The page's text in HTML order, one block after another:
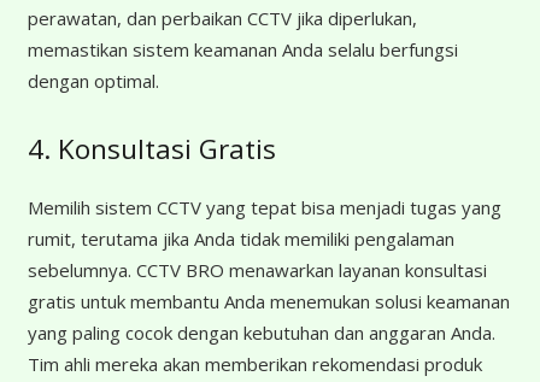
perawatan, dan perbaikan CCTV jika diperlukan,
memastikan sistem keamanan Anda selalu berfungsi
dengan optimal.
4. Konsultasi Gratis
Memilih sistem CCTV yang tepat bisa menjadi tugas yang
rumit, terutama jika Anda tidak memiliki pengalaman
sebelumnya. CCTV BRO menawarkan layanan konsultasi
gratis untuk membantu Anda menemukan solusi keamanan
yang paling cocok dengan kebutuhan dan anggaran Anda.
Tim ahli mereka akan memberikan rekomendasi produk